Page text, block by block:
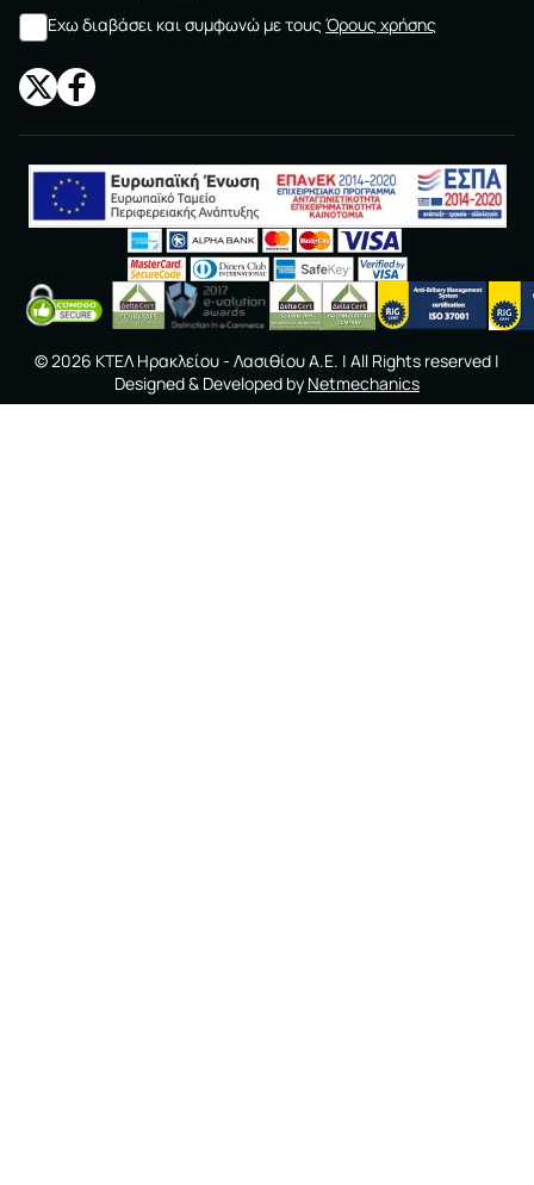
Εχω διαβάσει και συμφωνώ με τους Όρους χρήσης
©2026 ΚΤΕΛ Ηρακλείου - Λασιθίου A.E. | All Rights reserved |
Designed & Developed by Netmechanics